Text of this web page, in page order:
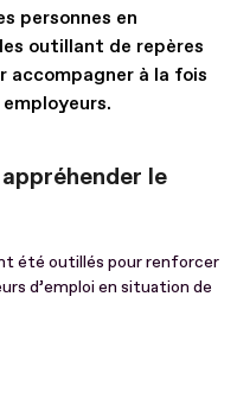
personnes en
outillant de repères
accompagner à la fois
le
été outillés pour renforcer
d’emploi en situation de